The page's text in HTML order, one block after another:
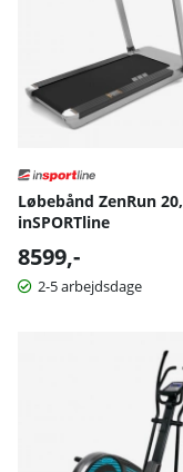
Løbebånd ZenRun 20,
inSPORTline
8599,-
2-5 arbejdsdage